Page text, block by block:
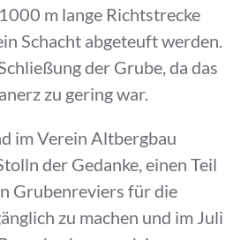
m lange Richtstrecke
Schacht abgeteuft werden.
der Grube, da das
zu gering war.
im Verein Altbergbau
der Gedanke, einen Teil
Grubenreviers für die
zu machen und im Juli